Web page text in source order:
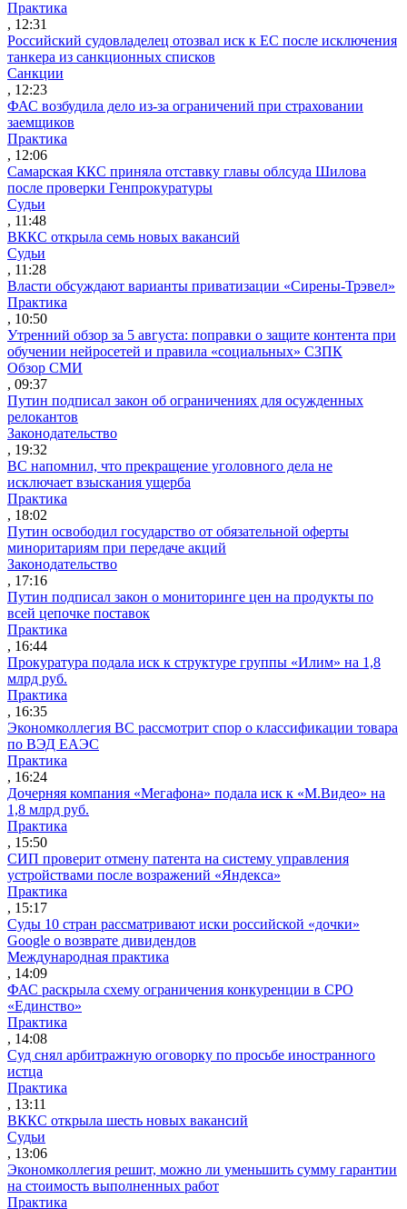
Практика
, 12:31
Российский судовладелец отозвал иск к ЕС после исключения
танкера из санкционных списков
Санкции
, 12:23
ФАС возбудила дело из-за ограничений при страховании
заемщиков
Практика
, 12:06
Самарская ККС приняла отставку главы облсуда Шилова
после проверки Генпрокуратуры
Судьи
, 11:48
ВККС открыла семь новых вакансий
Судьи
, 11:28
Власти обсуждают варианты приватизации «Сирены-Трэвел»
Практика
, 10:50
Утренний обзор за 5 августа: поправки о защите контента при
обучении нейросетей и правила «социальных» СЗПК
Обзор СМИ
, 09:37
Путин подписал закон об ограничениях для осужденных
релокантов
Законодательство
, 19:32
ВС напомнил, что прекращение уголовного дела не
исключает взыскания ущерба
Практика
, 18:02
Путин освободил государство от обязательной оферты
миноритариям при передаче акций
Законодательство
, 17:16
Путин подписал закон о мониторинге цен на продукты по
всей цепочке поставок
Практика
, 16:44
Прокуратура подала иск к структуре группы «Илим» на 1,8
млрд руб.
Практика
, 16:35
Экономколлегия ВС рассмотрит спор о классификации товара
по ВЭД ЕАЭС
Практика
, 16:24
Дочерняя компания «Мегафона» подала иск к «М.Видео» на
1,8 млрд руб.
Практика
, 15:50
СИП проверит отмену патента на систему управления
устройствами после возражений «Яндекса»
Практика
, 15:17
Суды 10 стран рассматривают иски российской «дочки»
Google о возврате дивидендов
Международная практика
, 14:09
ФАС раскрыла схему ограничения конкуренции в СРО
«Единство»
Практика
, 14:08
Суд снял арбитражную оговорку по просьбе иностранного
истца
Практика
, 13:11
ВККС открыла шесть новых вакансий
Судьи
, 13:06
Экономколлегия решит, можно ли уменьшить сумму гарантии
на стоимость выполненных работ
Практика